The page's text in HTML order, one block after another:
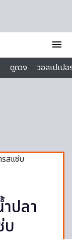
menu
ดูดวง
วอลเปเป
ปลา
บ